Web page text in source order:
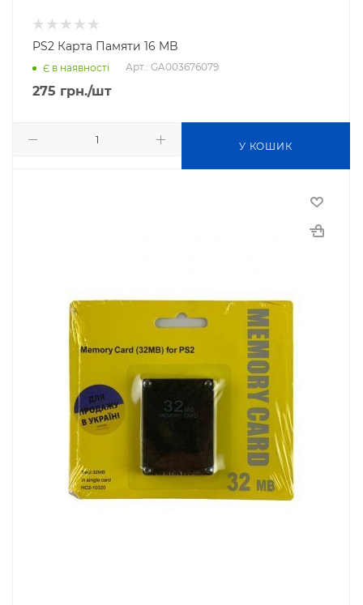
PS2 Карта Памяти 16 MB
Є в наявності Арт.: GA003676079
275 грн./шт
У КОШИК